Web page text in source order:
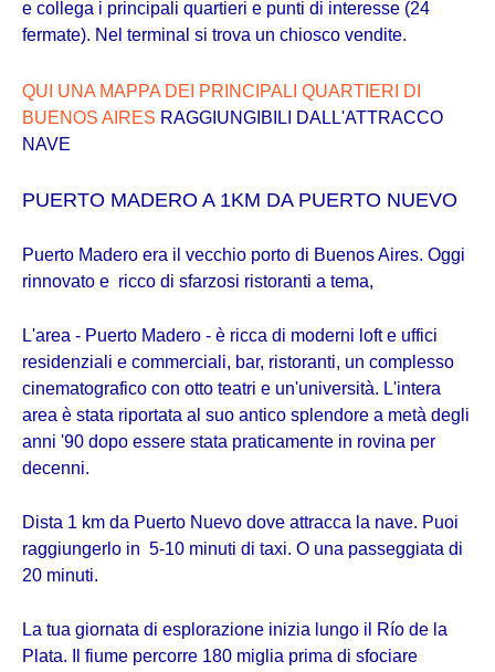
e collega i principali quartieri e punti di interesse (24
fermate). Nel terminal si trova un chiosco vendite.
QUI UNA MAPPA DEI PRINCIPALI QUARTIERI DI
BUENOS AIRES RAGGIUNGIBILI DALL'ATTRACCO
NAVE
PUERTO MADERO A 1KM DA PUERTO NUEVO
Puerto Madero era il vecchio porto di Buenos Aires. Oggi
rinnovato e ricco di sfarzosi ristoranti a tema,
L'area - Puerto Madero - è ricca di moderni loft e uffici
residenziali e commerciali, bar, ristoranti, un complesso
cinematografico con otto teatri e un'università. L'intera
area è stata riportata al suo antico splendore a metà degli
anni '90 dopo essere stata praticamente in rovina per
decenni.
Dista 1 km da Puerto Nuevo dove attracca la nave. Puoi
raggiungerlo in 5-10 minuti di taxi. O una passeggiata di
20 minuti.
La tua giornata di esplorazione inizia lungo il Río de la
Plata. Il fiume percorre 180 miglia prima di sfociare